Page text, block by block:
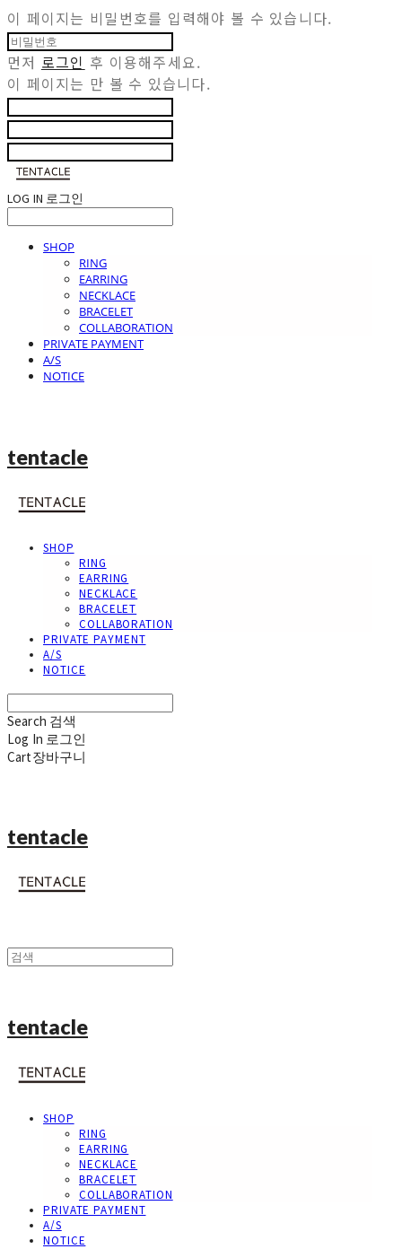
이 페이지는 비밀번호를 입력해야 볼 수 있습니다.
먼저 로그인 후 이용해주세요.
이 페이지는 만 볼 수 있습니다.
LOG IN 로그인
SHOP
RING
EARRING
NECKLACE
BRACELET
COLLABORATION
PRIVATE PAYMENT
A/S
NOTICE
tentacle
SHOP
RING
EARRING
NECKLACE
BRACELET
COLLABORATION
PRIVATE PAYMENT
A/S
NOTICE
Search 검색
Log In 로그인
Cart장바구니
tentacle
tentacle
SHOP
RING
EARRING
NECKLACE
BRACELET
COLLABORATION
PRIVATE PAYMENT
A/S
NOTICE